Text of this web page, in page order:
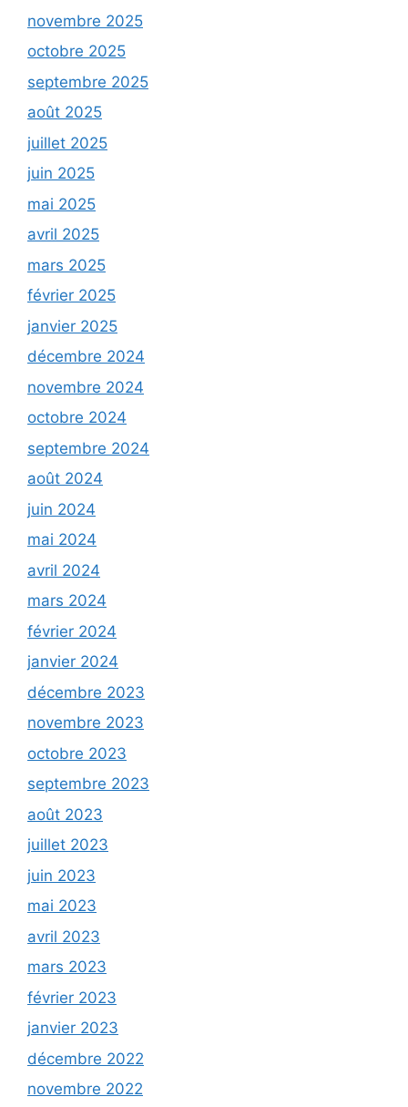
novembre 2025
octobre 2025
septembre 2025
août 2025
juillet 2025
juin 2025
mai 2025
avril 2025
mars 2025
février 2025
janvier 2025
décembre 2024
novembre 2024
octobre 2024
septembre 2024
août 2024
juin 2024
mai 2024
avril 2024
mars 2024
février 2024
janvier 2024
décembre 2023
novembre 2023
octobre 2023
septembre 2023
août 2023
juillet 2023
juin 2023
mai 2023
avril 2023
mars 2023
février 2023
janvier 2023
décembre 2022
novembre 2022